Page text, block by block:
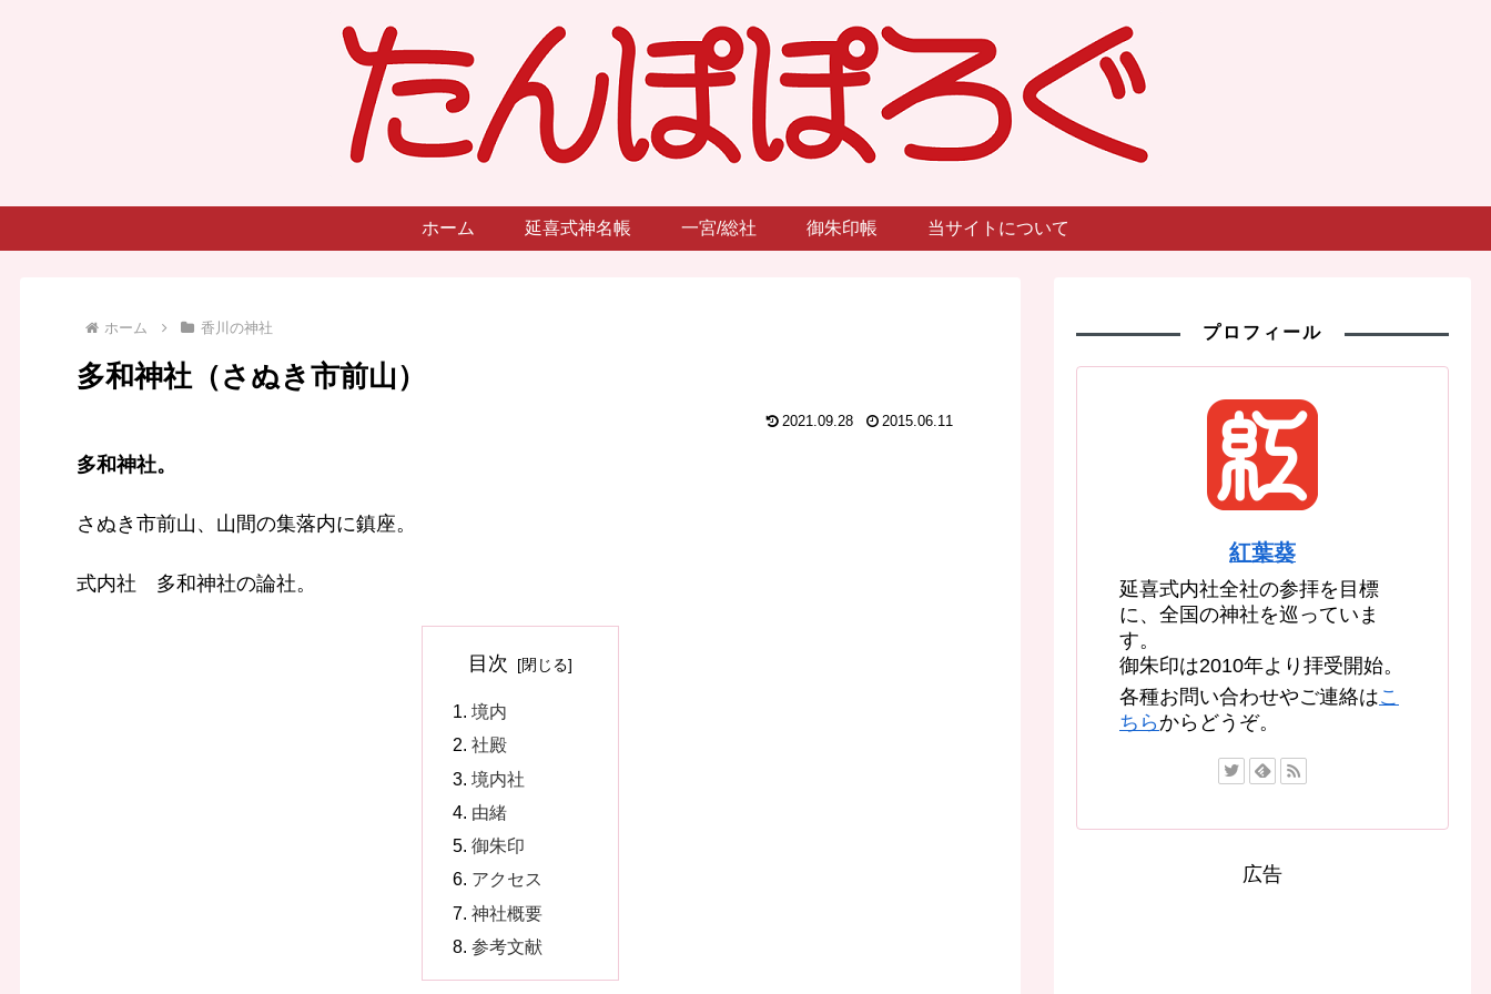
ホーム 延喜式神名帳 一宮/総社 御朱印帳 当サイトについて
ホーム 香川の神社
多和神社（さぬき市前山）
2021.09.28 2015.06.11
多和神社。
さぬき市前山、山間の集落内に鎮座。
式内社 多和神社の論社。
目次
境内
社殿
境内社
由緒
御朱印
アクセス
神社概要
参考文献
プロフィール
紅葉葵
延喜式内社全社の参拝を目標
に、全国の神社を巡っていま
す。
御朱印は2010年より拝受開始。
各種お問い合わせやご連絡はこ
ちらからどうぞ。
広告